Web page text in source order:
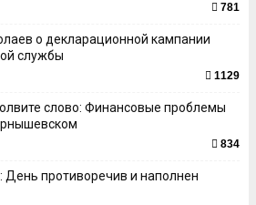
781
о декларационной кампании
службы
1129
слово: Финансовые проблемы
834
День противоречив и наполнен